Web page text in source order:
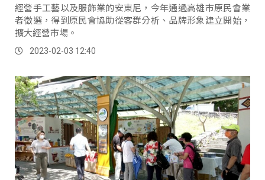
經營手工藝以及服飾業的安東尼，今年通過高雄市原民會業
者徵選，得到原民會協助從客群分析、品牌形象建立開始，
擴大經營市場。
2023-02-03 12:40